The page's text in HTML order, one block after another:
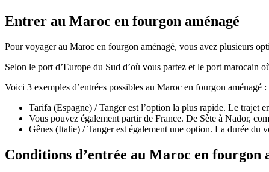
Entrer au Maroc en fourgon aménagé
Pour voyager au Maroc en fourgon aménagé, vous avez plusieurs
Selon le port d’Europe du Sud d’où vous partez et le port marocain
Voici 3 exemples d’entrées possibles au Maroc en fourgon aménagé :
Tarifa (Espagne) / Tanger est l’option la plus rapide. Le trajet
Vous pouvez également partir de France. De Sète à Nador,
Gênes (Italie) / Tanger est également une option. La durée du
Conditions d’entrée au Maroc en fourgon